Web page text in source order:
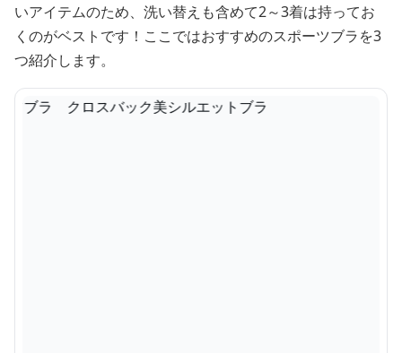
いアイテムのため、洗い替えも含めて2～3着は持ってお
くのがベストです！ここではおすすめのスポーツブラを3
つ紹介します。